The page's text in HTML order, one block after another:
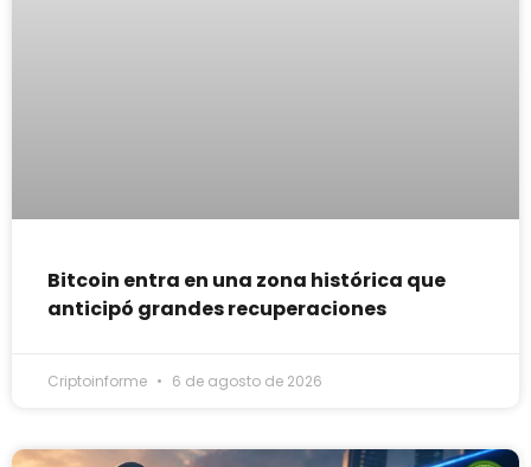
Bitcoin entra en una zona histórica que
anticipó grandes recuperaciones
Criptoinforme 6 de agosto de 2026